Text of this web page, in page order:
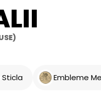
Sticla Embleme